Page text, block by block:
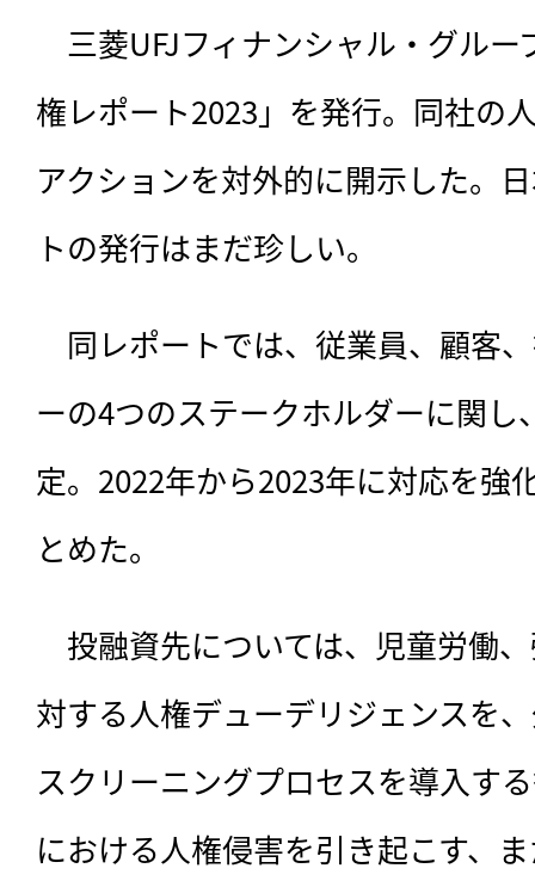
三菱UFJフィナンシャル・グルー
権レポート2023」を発行。同社の
アクションを対外的に開示した。
トの発行はまだ珍しい。
同レポートでは、 従業員、顧客
ーの4つのステークホルダーに関し
定。2022年から2023年に対応を強
とめた。
投融資先については、児童労働
対する人権デューデリジェンスを
スクリーニングプロセスを導入す
における人権侵害を引き起こす、